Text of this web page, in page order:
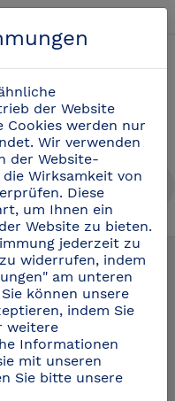
der Website
werden nur
Wir verwenden
der Website-
Wirksamkeit von
Diese
um Ihnen ein
Website zu bieten.
jederzeit zu
widerrufen, indem
am unteren
können unsere
indem Sie
weitere
Informationen
mit unseren
Sie bitte unsere